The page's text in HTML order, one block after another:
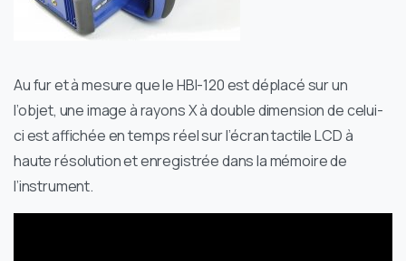
Au fur et à mesure que le HBI-120 est déplacé sur un
l’objet, une image à rayons X à double dimension de celui-
ci est affichée en temps réel sur l’écran tactile LCD à
haute résolution et enregistrée dans la mémoire de
l’instrument.